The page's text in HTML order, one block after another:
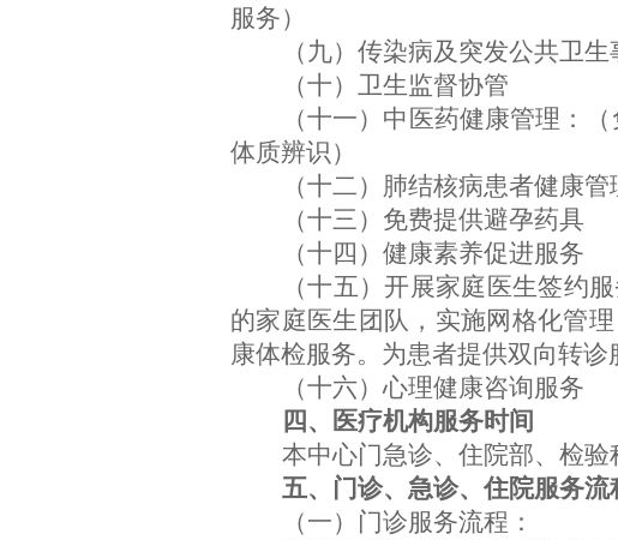
服务）
（九）传染病及突发公共卫
（十）卫生监督协管
（十一）中医药健康管理：
体质辨识）
（十二）肺结核病患者健康
（十三）免费提供避孕药具
（十四）健康素养促进服务
（十五）开展家庭医生签约
的家庭医生团队，实施网格化管
康体检服务。为患者提供双向转诊
（十六）心理健康咨询服务
四、医疗机构服务时间
本中心门急诊、住院部、检验
五、门诊、急诊、住院服务
（一）门诊服务流程：